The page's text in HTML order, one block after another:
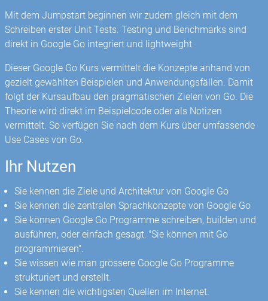
Mit dem Jumpstart beginnen wir zudem gleich mit dem
Schreiben erster Unit Tests. Testing und Benchmarks sind
direkt in Google Go integriert und lightweight.
Dieser Google Go Kurs vermittelt die Konzepte anhand von
gezielt gewählten Beispielen und Anwendungsfällen. Damit
folgt der Kursaufbau den pragmatischen Zielen von Go. Die
Theorie wird direkt im Beispielcode oder als Notizen
vermittelt. So verfügen Sie nach dem Kurs über umfassende
Use Cases von Go.
Ihr Nutzen
Sie kennen die Ziele und Architektur von Google Go
Sie kennen die zentralen Sprachkonzepte von Google Go
Sie können Google Go Programme schreiben, builden und
ausführen, oder einfach gesagt: "Sie können mit Go
programmieren".
Sie wissen wie man grössere Google Go Programme
strukturiert und erstellt.
Sie kennen die wichtigsten Quellen im Internet.